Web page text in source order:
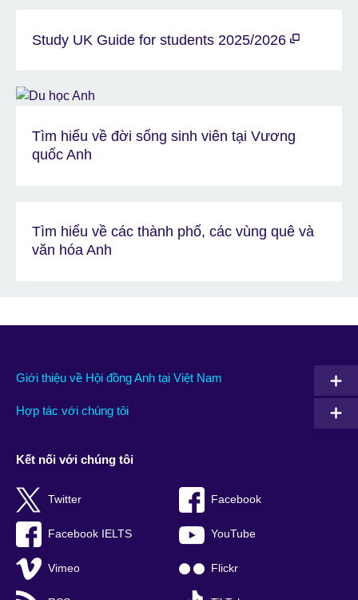
Study UK Guide for students 2025/2026
Tìm hiểu về đời sống sinh viên tại Vương
quốc Anh
Tìm hiểu về các thành phố, các vùng quê và
văn hóa Anh
Giới thiệu về Hội đồng Anh tại Việt Nam
Hợp tác với chúng tôi
Kết nối với chúng tôi
Twitter Facebook
Facebook IELTS YouTube
Vimeo Flickr